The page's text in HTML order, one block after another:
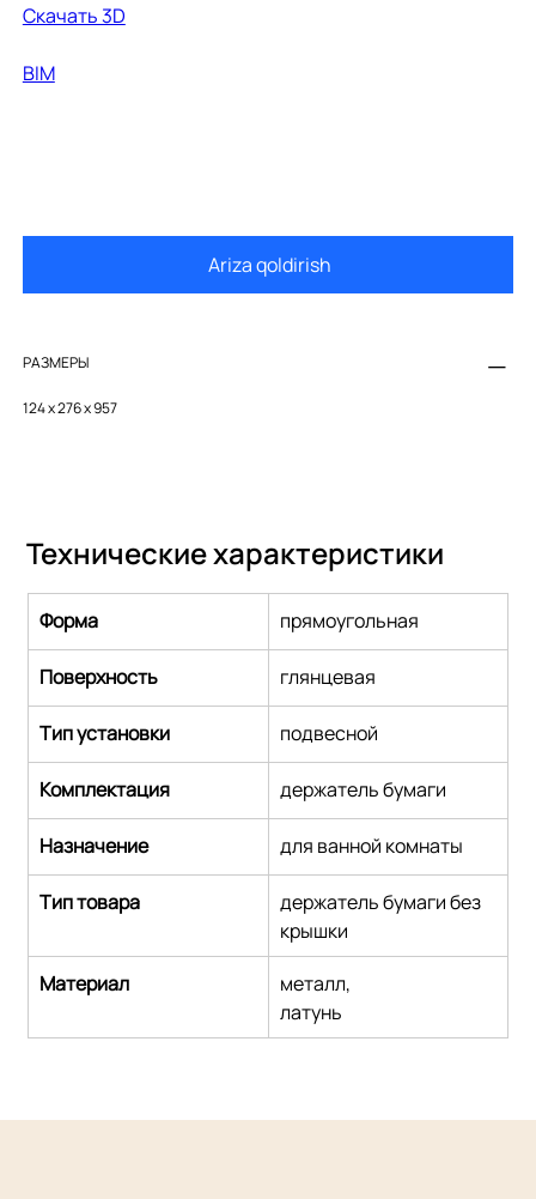
Cкачать 3D
BIM
Ariza qoldirish
РАЗМЕРЫ
124 x 276 x 957
Технические характеристики
Форма прямоугольная
Поверхность глянцевая
Тип установки подвесной
Комплектация держатель бумаги
Назначение для ванной комнаты
Тип товара
держатель бумаги без
крышки
Материал
металл,
латунь